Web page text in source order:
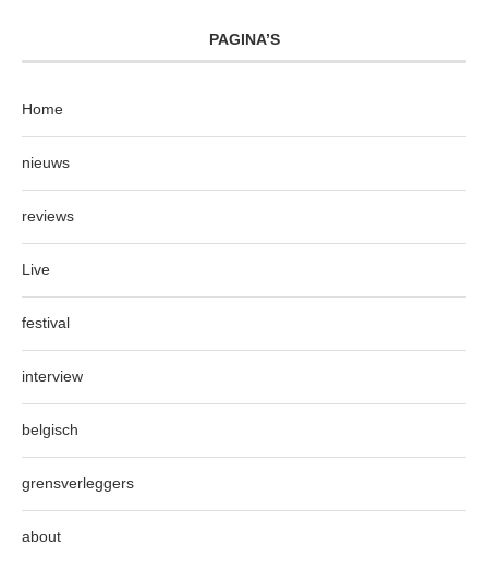
PAGINA’S
Home
nieuws
reviews
Live
festival
interview
belgisch
grensverleggers
about